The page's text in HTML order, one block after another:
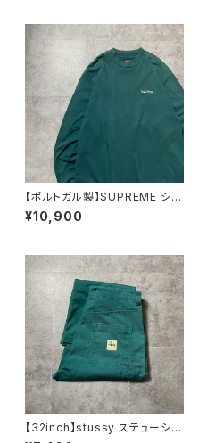
【ポルトガル製】SUPREME シュ
プリーム 刺繍ワンポイント
グリーン Tシャツ ロンT
¥10,900
【32inch】stussy ステューシ